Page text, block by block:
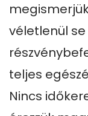
véletlenül
teljes
Nincs